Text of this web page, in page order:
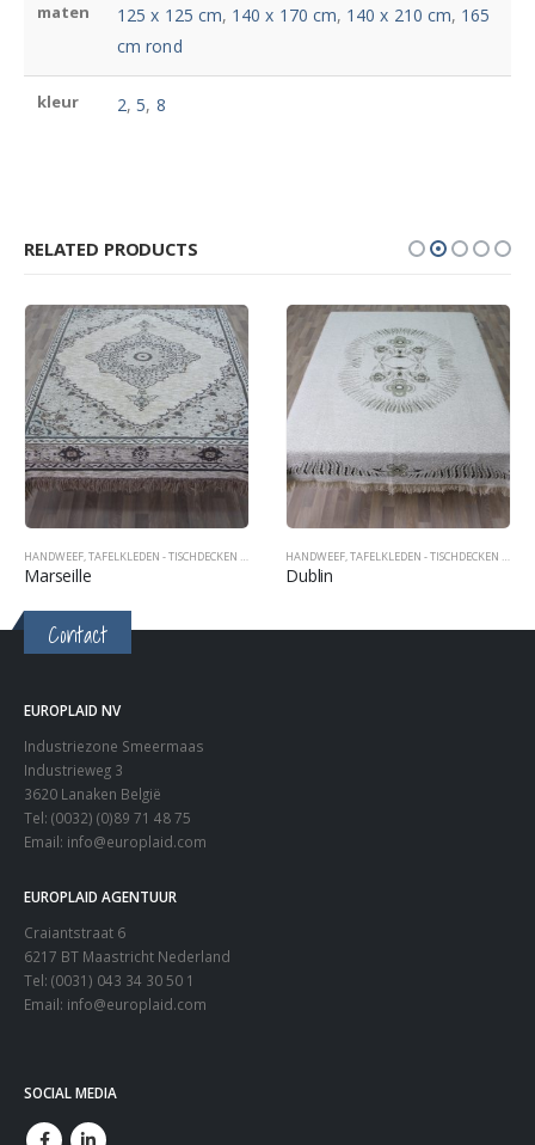
maten 125 x 125 cm, 140 x 170 cm, 140 x 210 cm, 165
cm rond
kleur 2,5, 8
RELATED PRODUCTS
HANDWEEF,TAFELKLEDEN - TISCHDECKEN - TABLECOVERS
Marseille
HANDWEEF,TAFELKLEDEN - TISCHDECKEN - TABLECOVERS
Dublin
Contact
EUROPLAID NV
Industriezone Smeermaas
Industrieweg 3
3620 Lanaken België
Tel: (0032) (0)89 71 48 75
Email: info@europlaid.com
EUROPLAID AGENTUUR
Craiantstraat 6
6217 BT Maastricht Nederland
Tel: (0031) 043 34 30 50 1
Email: info@europlaid.com
SOCIAL MEDIA